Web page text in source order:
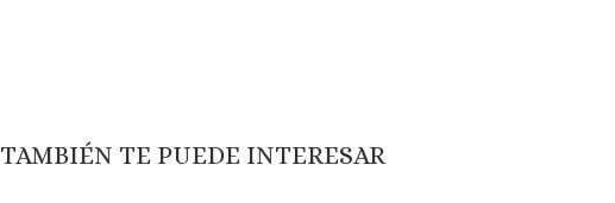
TAMBIÉN TE PUEDE INTERESAR